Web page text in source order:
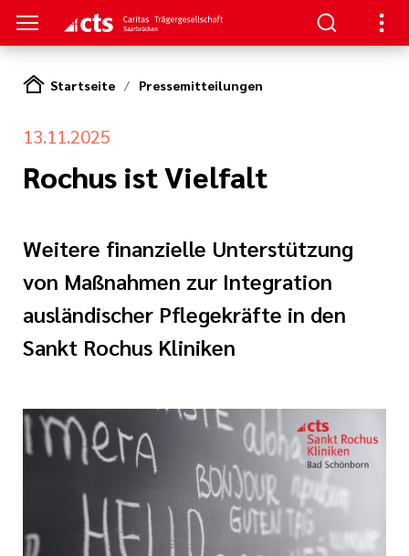
und zentrale
Meilensteine
Sanitätshäuser
Care
und
Startseite Pressemitteilungen
13.11.2025
Rochus ist Vielfalt
Weitere finanzielle Unterstützung
von Maßnahmen zur Integration
ausländischer Pflegekräfte in den
Sankt Rochus Kliniken